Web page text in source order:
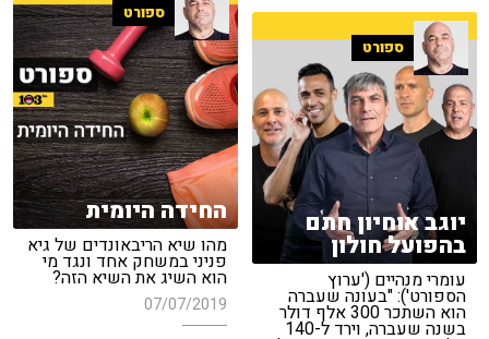
ספורט
החידה היומית
מהו שיא הריבאונדים של גיא
פניני במשחק אחד ונגד מי
הוא השיג את השיא הזה?
07/07/2019
ספורט
יוגב אוחיון חתם
בהפועל חולון
עומרי מנהיים ('ערוץ
הספורט'): "בעונה שעברה
הוא השתכר 300 אלף דולר
בשנה שעברה, וירד ל-140